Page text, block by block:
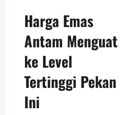
Harga Emas
Antam Menguat
ke Level
Tertinggi Pekan
Ini